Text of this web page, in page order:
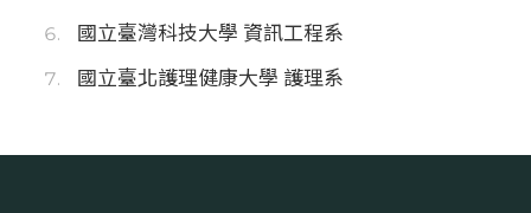
國立臺灣科技大學 資訊工程系
國立臺北護理健康大學 護理系